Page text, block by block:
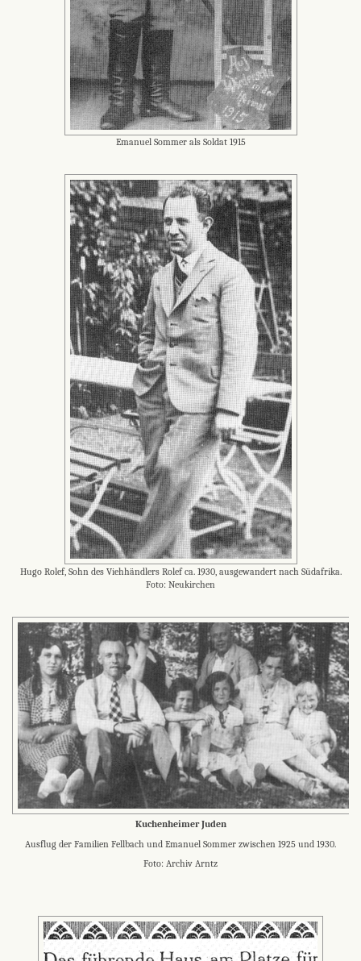
Emanuel Sommer als Soldat 1915
Hugo Rolef, Sohn des Viehhändlers Rolef ca. 1930, ausgewandert nach Südafrika.
Foto: Neukirchen
Kuchenheimer Juden
Ausflug der Familien Fellbach und Emanuel Sommer zwischen 1925 und 1930.
Foto: Archiv Arntz